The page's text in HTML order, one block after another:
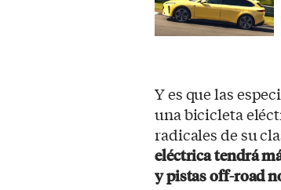
Y es que las
una bicicleta
radicales de su
eléctrica tendrá
y pistas off-road